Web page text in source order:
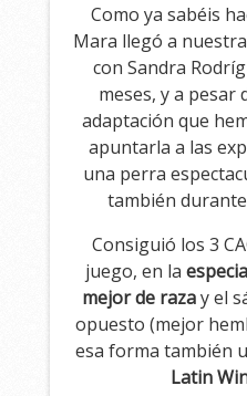
Como ya sabéis
Mara llegó a
con Sandra
meses, y a pesar
adaptación que
apuntarla a las
una perra
también
Consiguió los 3
juego, en la
mejor de razay el
opuesto (mejor
esa forma también
Latin